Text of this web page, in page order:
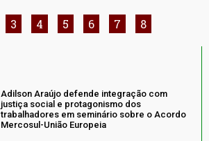
3 4 5 6 7 8
Adilson Araújo defende integração com
justiça social e protagonismo dos
trabalhadores em seminário sobre o Acordo
Mercosul-União Europeia